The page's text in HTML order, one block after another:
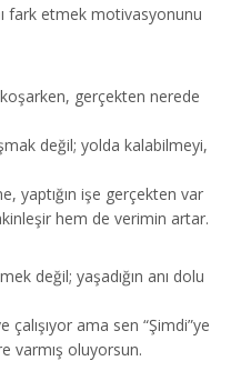
fark etmek motivasyonunu
gerçekten nerede
değil; yolda kalabilmeyi,
yaptığın işe gerçekten var
hem de verimin artar.
değil; yaşadığın anı dolu
ama sen “Şimdi”ye
varmış oluyorsun.